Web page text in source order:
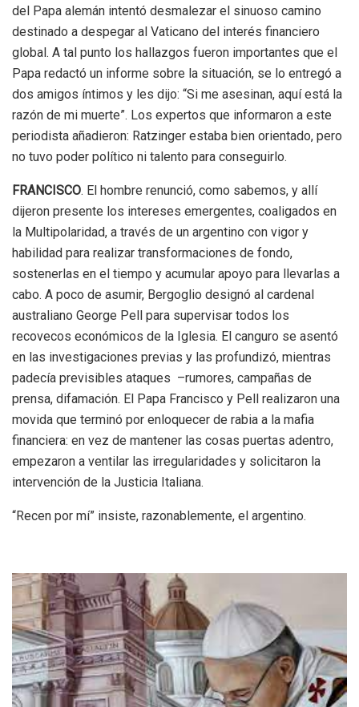
del Papa alemán intentó desmalezar el sinuoso camino
destinado a despegar al Vaticano del interés financiero
global. A tal punto los hallazgos fueron importantes que el
Papa redactó un informe sobre la situación, se lo entregó a
dos amigos íntimos y les dijo: “Si me asesinan, aquí está la
razón de mi muerte”. Los expertos que informaron a este
periodista añadieron: Ratzinger estaba bien orientado, pero
no tuvo poder político ni talento para conseguirlo.
FRANCISCO. El hombre renunció, como sabemos, y allí
dijeron presente los intereses emergentes, coaligados en
la Multipolaridad, a través de un argentino con vigor y
habilidad para realizar transformaciones de fondo,
sostenerlas en el tiempo y acumular apoyo para llevarlas a
cabo. A poco de asumir, Bergoglio designó al cardenal
australiano George Pell para supervisar todos los
recovecos económicos de la Iglesia. El canguro se asentó
en las investigaciones previas y las profundizó, mientras
padecía previsibles ataques –rumores, campañas de
prensa, difamación. El Papa Francisco y Pell realizaron una
movida que terminó por enloquecer de rabia a la mafia
financiera: en vez de mantener las cosas puertas adentro,
empezaron a ventilar las irregularidades y solicitaron la
intervención de la Justicia Italiana.
“Recen por mí” insiste, razonablemente, el argentino.